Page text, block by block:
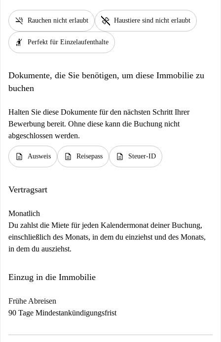
smoke_free Rauchen nicht erlaubt pet_supplies Haustiere sind nicht erlaubt
hail Perfekt für Einzelaufenthalte
Dokumente, die Sie benötigen, um diese Immobilie zu
buchen
Halten Sie diese Dokumente für den nächsten Schritt Ihrer
Bewerbung bereit. Ohne diese kann die Buchung nicht
abgeschlossen werden.
description Ausweis description Reisepass description Steuer-ID
Vertragsart
Monatlich
Du zahlst die Miete für jeden Kalendermonat deiner Buchung,
einschließlich des Monats, in dem du einziehst und des Monats,
in dem du ausziehst.
Einzug in die Immobilie
Frühe Abreisen
90 Tage Mindestankündigungsfrist